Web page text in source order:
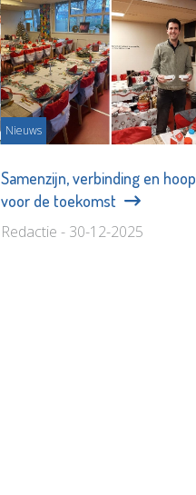
Nieuws
Samenzijn, verbinding en hoop
voor de toekomst
Redactie - 30-12-2025